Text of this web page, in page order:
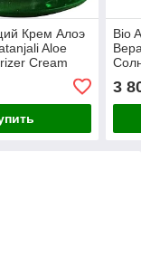
Крем Алоэ
Aloe
Cream
Bio
3